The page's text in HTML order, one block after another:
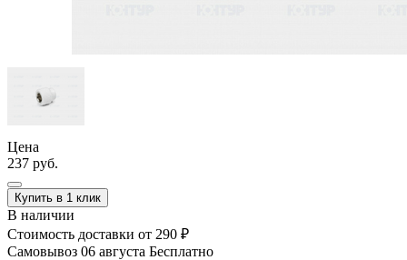
Цена
237 руб.
Купить в 1 клик
В наличии
Стоимость доставки от 290 ₽
Самовывоз 06 августа Бесплатно